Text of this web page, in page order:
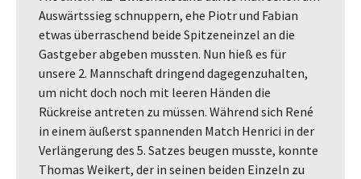
Auswärtssieg schnuppern, ehe Piotr und Fabian
etwas überraschend beide Spitzeneinzel an die
Gastgeber abgeben mussten. Nun hieß es für
unsere 2. Mannschaft dringend dagegenzuhalten,
um nicht doch noch mit leeren Händen die
Rückreise antreten zu müssen. Während sich René
in einem äußerst spannenden Match Henrici in der
Verlängerung des 5. Satzes beugen musste, konnte
Thomas Weikert, der in seinen beiden Einzeln zu